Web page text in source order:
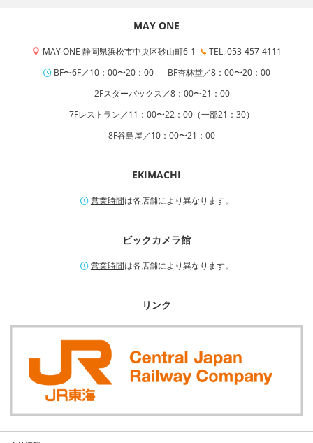
MAY ONE
MAY ONE 静岡県浜松市中央区砂山町6-1
TEL. 053-457-4111
BF〜6F／10：00〜20：00
BF杏林堂／8：00〜20：00
2Fスターバックス／8：00〜21：00
7Fレストラン／11：00〜22：00（一部21：30）
8F谷島屋／10：00〜21：00
EKIMACHI
営業時間は各店舗により異なります。
ビックカメラ館
営業時間は各店舗により異なります。
リンク